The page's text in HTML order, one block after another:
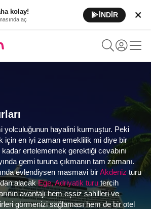
kolay!
aç
İNDİR
yolculuğunun hayalini kurmuştur. Peki
için en iyi zaman emeklilik mi diye bir
ertelememek gerektiği cevabını
gemi turuna çıkmanın tam zamanı.
evlendiysen masmavi birAkdeniz turu
alacakEge, Adriyatik turu tercih
avantajı hem eşsiz sahilleri ve
görmenizi sağlaması hem de bir otel